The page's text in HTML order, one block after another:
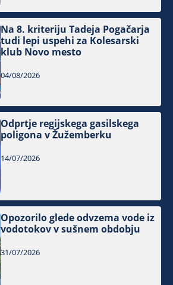
Na 8. kriteriju Tadeja Pogačarja
tudi lepi uspehi za Kolesarski
klub Novo mesto
04/08/2026
Odprtje regijskega gasilskega
poligona v Žužemberku
14/07/2026
Opozorilo glede odvzema vode iz
vodotokov v sušnem obdobju
31/07/2026